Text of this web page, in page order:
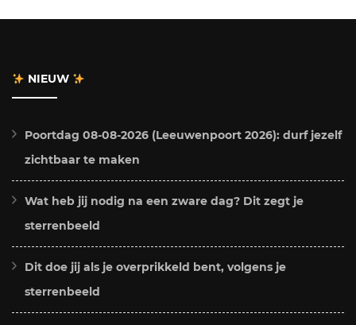
NIEUW
Poortdag 08-08-2026 (Leeuwenpoort 2026): durf jezelf
zichtbaar te maken
Wat heb jij nodig na een zware dag? Dit zegt je
sterrenbeeld
Dit doe jij als je overprikkeld bent, volgens je
sterrenbeeld